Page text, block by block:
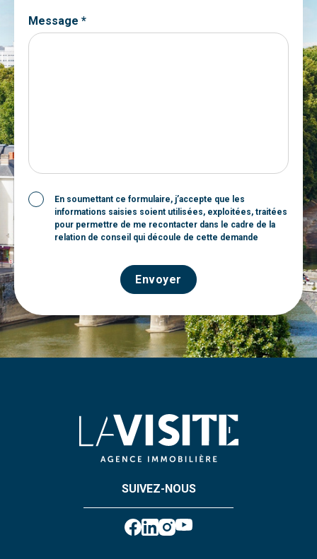
Message *
En soumettant ce formulaire, j’accepte que les
informations saisies soient utilisées, exploitées, traitées
pour permettre de me recontacter dans le cadre de la
relation de conseil qui découle de cette demande
Envoyer
SUIVEZ-NOUS